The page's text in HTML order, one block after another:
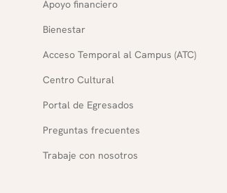
Apoyo financiero
Bienestar
Acceso Temporal al Campus (ATC)
Centro Cultural
Portal de Egresados
Preguntas frecuentes
Trabaje con nosotros